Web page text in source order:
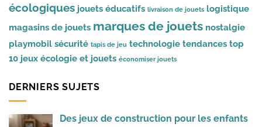
écologiques jouets éducatifs livraison de jouets logistique
magasins de jouets marques de jouets nostalgie
playmobil sécurité tapis de jeu technologie tendances top
10 jeux écologie et jouets économiser jouets
DERNIERS SUJETS
Des jeux de construction pour les enfants